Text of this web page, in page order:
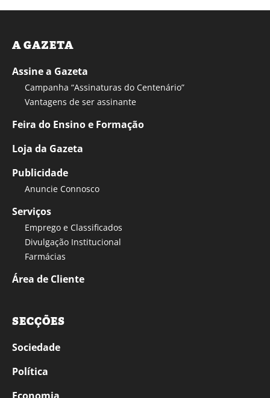
A GAZETA
Assine a Gazeta
Campanha “Assinaturas do Centenário”
Vantagens de ser assinante
Feira do Ensino e Formação
Loja da Gazeta
Publicidade
Anuncie Connosco
Serviços
Emprego e Classificados
Divulgação Institucional
Farmácias
Área de Cliente
SECÇÕES
Sociedade
Política